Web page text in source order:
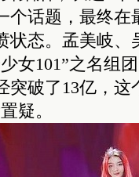
个话题，最终
状态。孟美岐、
女101”之名组
突破了13亿，这
疑。